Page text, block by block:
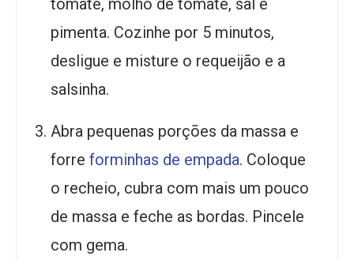
tomate, molho de tomate, sal e
pimenta. Cozinhe por 5 minutos,
desligue e misture o requeijão e a
salsinha.
Abra pequenas porções da massa e
forre forminhas de empada. Coloque
o recheio, cubra com mais um pouco
de massa e feche as bordas. Pincele
com gema.